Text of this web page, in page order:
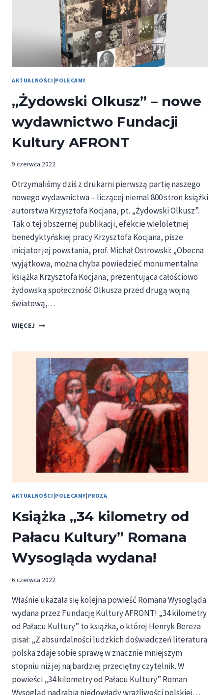
AKTUALNOŚCI |POLECAMY
„Żydowski Olkusz” – nowe
wydawnictwo Fundacji
Kultury AFRONT
9 czerwca 2022
Otrzymaliśmy dziś z drukarni pierwszą partię naszego
nowego wydawnictwa – liczącej niemal 800 stron książki
autorstwa Krzysztofa Kocjana, pt. „Żydowski Olkusz”.
Tak o tej obszernej publikacji, efekcie wieloletniej
benedyktyńskiej pracy Krzysztofa Kocjana, pisze
inicjator jej powstania, prof. Michał Ostrowski: „Obecna
wyjątkowa, można chyba powiedzieć monumentalna
książka Krzysztofa Kocjana, prezentująca całościowo
żydowską społeczność Olkusza przed drugą wojną
światową,…
WIĘCEJ „ŻYDOWSKI
NOWE
WYDAWNICTWO
FUNDACJI
KULTURY
AFRONT
AKTUALNOŚCI |POLECAMY| PROZA
Książka „34 kilometry od
Pałacu Kultury” Romana
Wysogląda wydana!
6 czerwca 2022
Właśnie ukazała się kolejna powieść Romana Wysogląda
wydana przez Fundację Kultury AFRONT! „34 kilometry
od Pałacu Kultury” to książka, o której Henryk Bereza
pisał: „Z absurdalności ludzkich doświadczeń literatura
polska zdaje sobie sprawę w znacznie mniejszym
stopniu niż jej najbardziej przeciętny czytelnik. W
powieści „34 kilometry od Pałacu Kultury” Roman
Wysogląd nadrabia niedowłady wrażliwości polskiej…